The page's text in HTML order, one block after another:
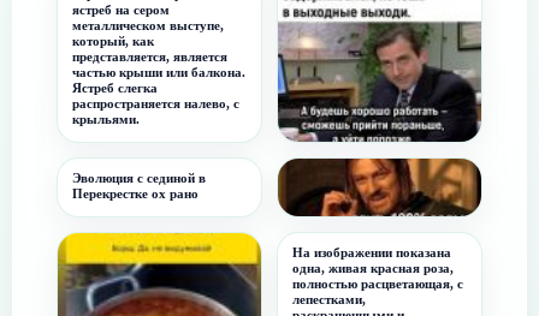
ястреб на сером
металлическом выступе,
который, как
представляется, является
частью крыши или балкона.
Ястреб слегка
распространяется налево, с
крыльями.
Гибкий график
Эволюция с сединой в
Перекрестке ох рано
нельзя просто так взять и...
На изображении показана
одна, живая красная роза,
полностью расцветающая, с
лепестками,